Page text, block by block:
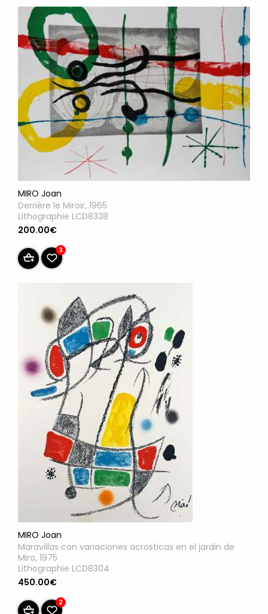
MIRO Joan
Derrière le Miroir, 1965
Lithographie LCD8338
200.00€
3
MIRO Joan
Maravillas con variaciones acrosticas en el jardin de
Miro, 1975
Lithographie LCD8304
450.00€
2